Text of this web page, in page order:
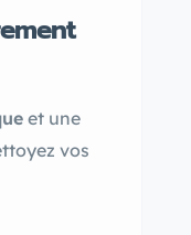
et une
vos